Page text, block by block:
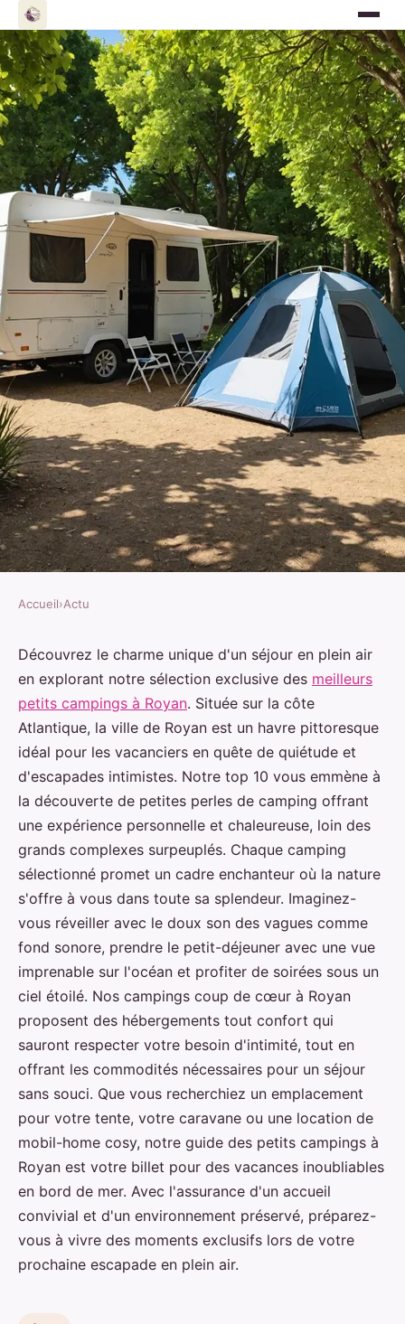
Top 10 Petits Campings à
Royan: Évadez-vous pour des
Vacances Intimistes en Bord de
Mer
25 avril 2024
Accueil›Actu
Découvrez le charme unique d'un séjour en plein air
en explorant notre sélection exclusive des meilleurs
petits campings à Royan. Située sur la côte
Atlantique, la ville de Royan est un havre pittoresque
idéal pour les vacanciers en quête de quiétude et
d'escapades intimistes. Notre top 10 vous emmène à
la découverte de petites perles de camping offrant
une expérience personnelle et chaleureuse, loin des
grands complexes surpeuplés. Chaque camping
sélectionné promet un cadre enchanteur où la nature
s'offre à vous dans toute sa splendeur. Imaginez-
vous réveiller avec le doux son des vagues comme
fond sonore, prendre le petit-déjeuner avec une vue
imprenable sur l'océan et profiter de soirées sous un
ciel étoilé. Nos campings coup de cœur à Royan
proposent des hébergements tout confort qui
sauront respecter votre besoin d'intimité, tout en
offrant les commodités nécessaires pour un séjour
sans souci. Que vous recherchiez un emplacement
pour votre tente, votre caravane ou une location de
mobil-home cosy, notre guide des petits campings à
Royan est votre billet pour des vacances inoubliables
en bord de mer. Avec l'assurance d'un accueil
convivial et d'un environnement préservé, préparez-
vous à vivre des moments exclusifs lors de votre
prochaine escapade en plein air.